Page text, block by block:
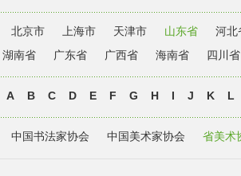
北京市 上海市 天津市 山东省
河北
湖南省 广东省 广西省 海南省 四川省
A B C D E F G H I J K L
中国书法家协会 中国美术家协会 省美术